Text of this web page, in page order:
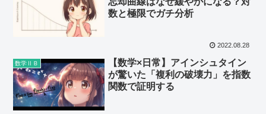
数と極限でガチ分析
2022.08.28
数学ⅡＢ
【数学×日常】アインシュタイン
が驚いた「複利の破壊力」を指数
関数で証明する